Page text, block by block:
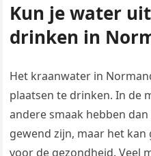
Kun je water
drinken in
Het kraanwater in
plaatsen te drinken. In de
andere smaak hebben
gewend zijn, maar het
voor de gezondheid. Veel